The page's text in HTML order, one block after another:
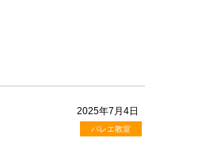
2025年7月4日
バレエ教室